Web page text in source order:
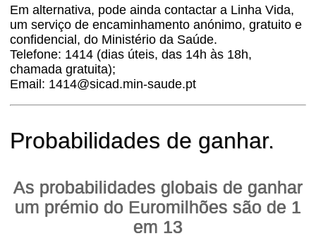
Em alternativa, pode ainda contactar a Linha Vida,
um serviço de encaminhamento anónimo, gratuito e
confidencial, do Ministério da Saúde.
Telefone: 1414 (dias úteis, das 14h às 18h,
chamada gratuita);
Email: 1414@sicad.min-saude.pt
Probabilidades de ganhar.
As probabilidades globais de ganhar
um prémio do Euromilhões são de 1
em 13